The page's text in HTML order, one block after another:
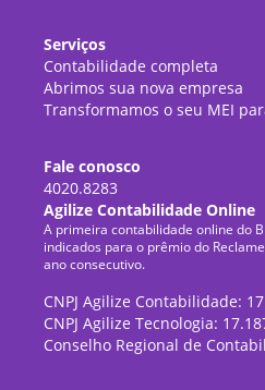
Serviços
Contabilidade completa
Abrimos sua nova empresa
Transformamos o seu MEI
Fale conosco
4020.8283
Agilize Contabilidade Online
A primeira contabilidade online do
indicados para o prêmio do
ano consecutivo.
CNPJ Agilize Contabilidade:
CNPJ Agilize Tecnologia:
Conselho Regional de